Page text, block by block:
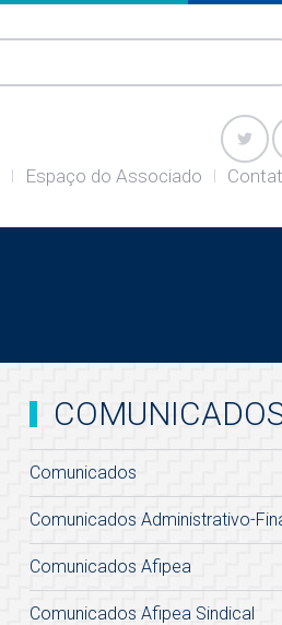
Espaço do Associado
Comunicados
Comunicados Administrativo-
Comunicados Afipea
Comunicados Afipea Sindical